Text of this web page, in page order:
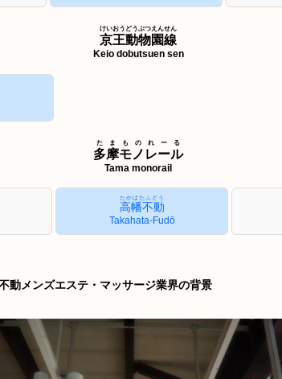
京王動物園線
けいおうどうぶつえんせん
Keio dobutsuen sen
多摩モノレール
たまものれーる
Tama monorail
高幡不動
たかはたふどう
Takahata-Fudō
動メンズエステ・マッサージ業界の背景